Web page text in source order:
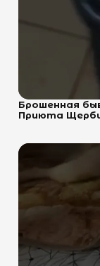
Брошенная
Приюта